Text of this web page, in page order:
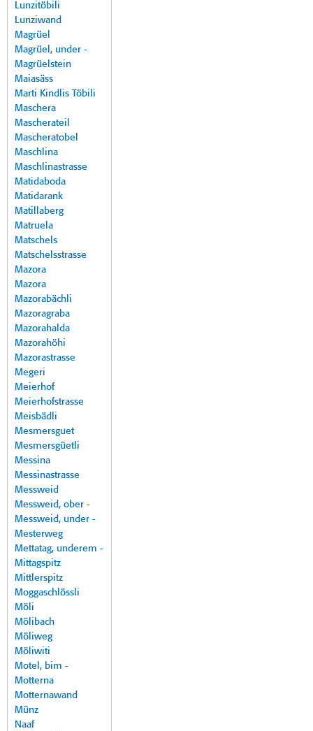
Lunzitöbili
Lunziwand
Magrüel
Magrüel, under -
Magrüelstein
Maiasäss
Marti Kindlis Töbili
Maschera
Mascherateil
Mascheratobel
Maschlina
Maschlinastrasse
Matidaboda
Matidarank
Matillaberg
Matruela
Matschels
Matschelsstrasse
Mazora
Mazora
Mazorabächli
Mazoragraba
Mazorahalda
Mazorahöhi
Mazorastrasse
Megeri
Meierhof
Meierhofstrasse
Meisbädli
Mesmersguet
Mesmersgüetli
Messina
Messinastrasse
Messweid
Messweid, ober -
Messweid, under -
Mesterweg
Mettatag, underem -
Mittagspitz
Mittlerspitz
Moggaschlössli
Möli
Mölibach
Möliweg
Möliwiti
Motel, bim -
Motterna
Motternawand
Münz
Naaf